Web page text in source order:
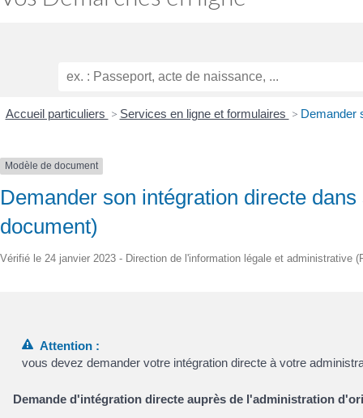
Accueil particuliers > Services en ligne et formulaires > Demander
Modèle de document
Demander son intégration directe
document)
Vérifié le 24 janvier 2023 - Direction de l'information légale et administrative
Attention :
vous devez demander votre intégration directe à votre
Demande d'intégration directe auprès de l'administration